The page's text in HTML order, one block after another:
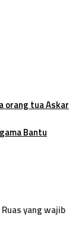
orang tua Askar
Bantu
Ruas yang wajib